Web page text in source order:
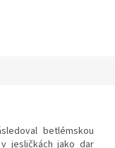
betlémskou
jesličkách jako dar